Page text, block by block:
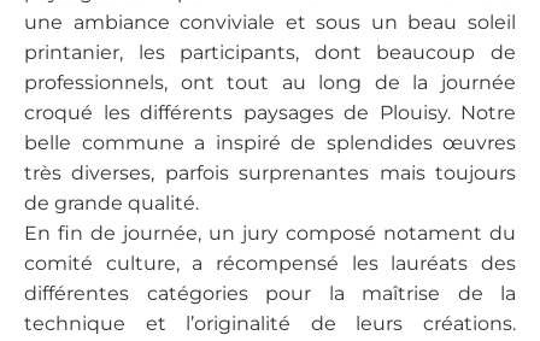
une ambiance conviviale et sous un beau soleil
printanier, les participants, dont beaucoup de
professionnels, ont tout au long de la journée
croqué les différents paysages de Plouisy. Notre
belle commune a inspiré de splendides œuvres
très diverses, parfois surprenantes mais toujours
de grande qualité.
En fin de journée, un jury composé notament du
comité culture, a récompensé les lauréats des
différentes catégories pour la maîtrise de la
technique et l’originalité de leurs créations.